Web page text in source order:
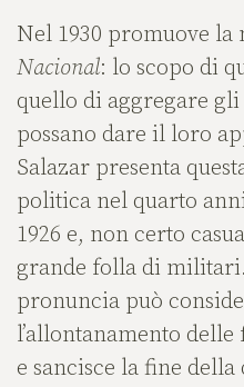
Nel 1930 promuove la
Nacional: lo scopo di
quello di aggregare
possano dare il loro
Salazar presenta
politica nel quarto
1926 e, non certo
grande folla di
pronuncia può
l’allontanamento
e sancisce la fine